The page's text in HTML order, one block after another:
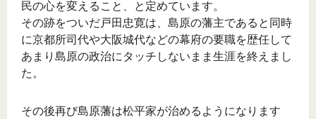
民の心を変えること、と定めています。
その跡をついだ戸田忠寛は、島原の藩主であると同時
に京都所司代や大阪城代などの幕府の要職を歴任して
あまり島原の政治にタッチしないまま生涯を終えまし
た。
その後再び島原藩は松平家が治めるようになります